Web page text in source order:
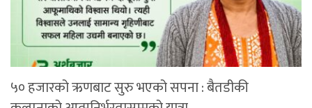
५० हजारको ऋणबाट सुरु भएको सपना : बैतडीकी